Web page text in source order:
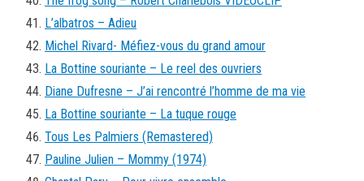
L’albatros – Adieu
Michel Rivard- Méfiez-vous du grand amour
La Bottine souriante – Le reel des ouvriers
Diane Dufresne – J’ai rencontré l’homme de ma vie
La Bottine souriante – La tuque rouge
Tous Les Palmiers (Remastered)
Pauline Julien – Mommy (1974)